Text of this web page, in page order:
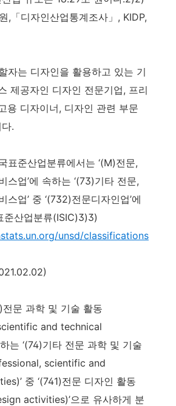
,「디자인산업통계조사」, KIDP,
자는 디자인을 활용하고 있는 기
제공자인 디자인 전문기업, 프리
용 디자이너, 디자인 관련 부문
.
표준산업분류에서는 ‘(M)전문,
스업’에 속하는 ‘(73)기타 전문,
스업’ 중 ‘(732)전문디자인업’에
준산업분류(ISIC)3)3)
unsd/classifications
전문 과학 및 기술 활동
and technical
는 ‘(74)기타 전문 과학 및 기술
scientific and
중 ‘(741)전문 디자인 활동
activities)’으로 유사하게 분